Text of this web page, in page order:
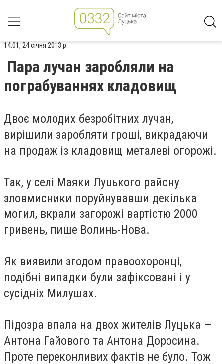
14:01, 24 січня 2013 р.
Пара лучан заробляли на
пограбуваннях кладовищ
Двоє молодих безробітних лучан,
вирішили заробляти гроші, викрадаючи
на продаж із кладовищ металеві огорожі.
Так, у селі Маяки Луцького району
зловмисники поруйнувавши декілька
могил, вкрали загорожі вартістю 2000
гривень, пише Волинь-Нова.
Як виявили згодом правоохоронці,
подібні випадки були зафіксовані і у
сусідніх Милушах.
Підозра впала на двох жителів Луцька —
Антона Гайового та Антона Доросина.
Проте переконливих фактів не було. Тож